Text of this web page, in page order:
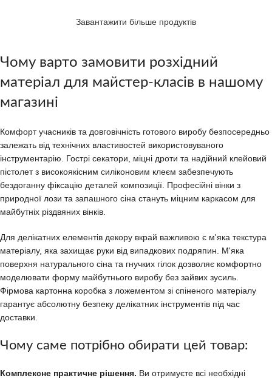
Завантажити більше продуктів
Чому варто замовити розхідний
матеріал для майстер-класів в нашому
магазині
Комфорт учасників та довговічність готового виробу безпосередньо
залежать від технічних властивостей використовуваного
інструментарію. Гострі секатори, міцні дроти та надійний клейовий
пістолет з високоякісним силіконовим клеєм забезпечують
бездоганну фіксацію деталей композиції. Професійні вінки з
природної лози та запашного сіна стануть міцним каркасом для
майбутніх різдвяних вінків.
Для делікатних елементів декору вкрай важливою є м'яка текстура
матеріалу, яка захищає руки від випадкових подряпин. М'яка
поверхня натурального сіна та гнучких гілок дозволяє комфортно
моделювати форму майбутнього виробу без зайвих зусиль.
Фірмова картонна коробка з ложементом зі спіненого матеріалу
гарантує абсолютну безпеку делікатних інструментів під час
доставки.
Чому саме потрібно обирати цей товар:
Комплексне практичне рішення. Ви отримуєте всі необхідні